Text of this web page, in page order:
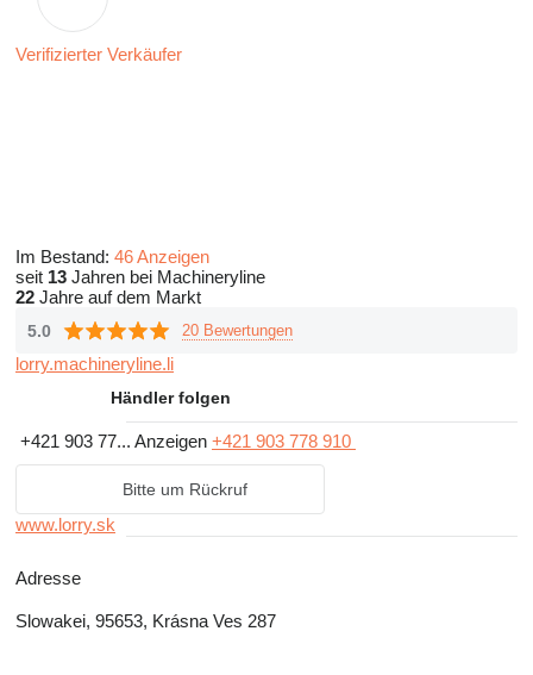
Verifizierter Verkäufer
Im Bestand: 46 Anzeigen
seit 13 Jahren bei Machineryline
22 Jahre auf dem Markt
5.0 20 Bewertungen
lorry.machineryline.li
Händler folgen
+421 903 77... Anzeigen +421 903 778 910
Bitte um Rückruf
www.lorry.sk
Adresse
Slowakei, 95653, Krásna Ves 287